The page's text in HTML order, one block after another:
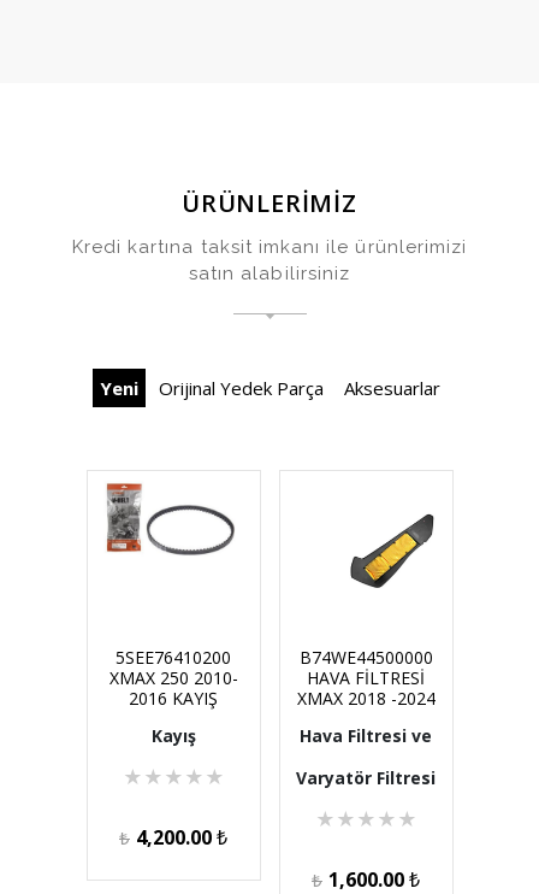
ÜRÜNLERİMİZ
Kredi kartına taksit imkanı ile ürünlerimizi
satın alabilirsiniz
Yeni Orijinal Yedek Parça Aksesuarlar
5SEE76410200
XMAX 250 2010-
2016 KAYIŞ
Kayış
★ ★ ★ ★ ★
₺ 4,200.00₺
B74WE44500000
HAVA FİLTRESİ
XMAX 2018 -2024
Hava Filtresi ve
Varyatör Filtresi
★ ★ ★ ★ ★
₺ 1,600.00₺